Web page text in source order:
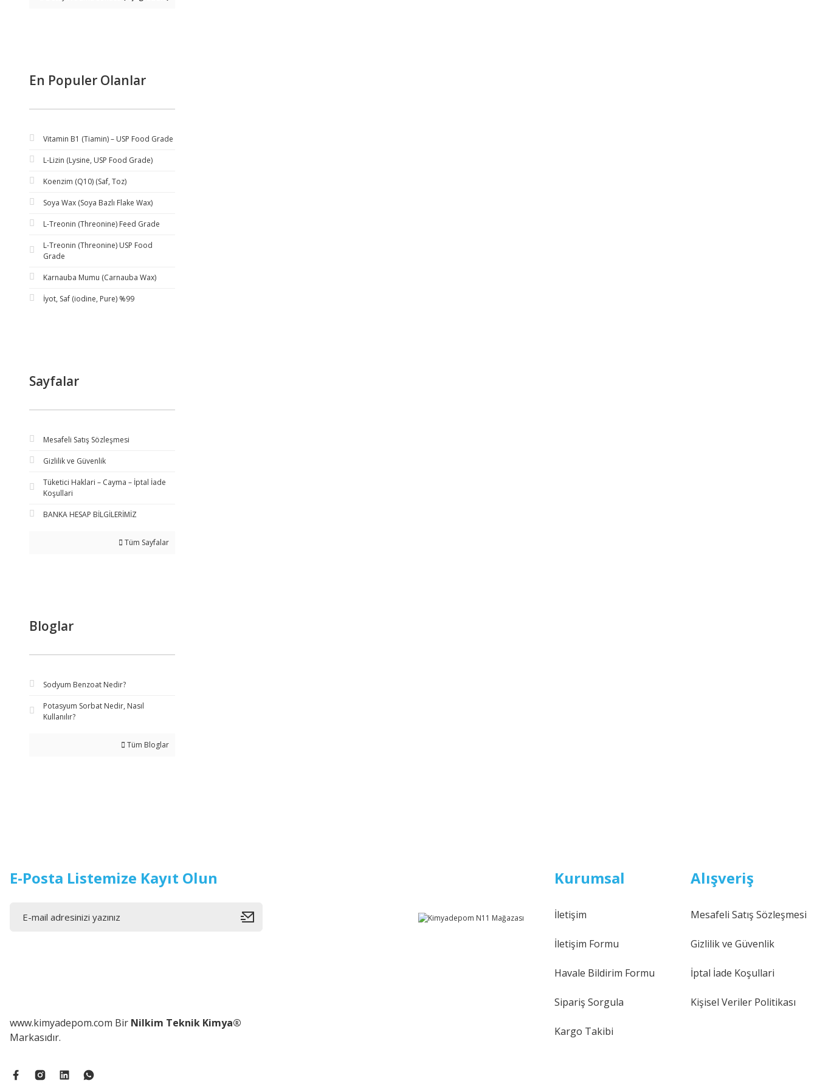
En Populer Olanlar
Vitamin B1 (Tiamin) – USP Food Grade
L-Lizin (Lysine, USP Food Grade)
Koenzim (Q10) (Saf, Toz)
Soya Wax (Soya Bazlı Flake Wax)
L-Treonin (Threonine) Feed Grade
L-Treonin (Threonine) USP Food
Grade
Karnauba Mumu (Carnauba Wax)
İyot, Saf (iodine, Pure) %99
Sayfalar
Mesafeli Satış Sözleşmesi
Gizlilik ve Güvenlik
Tüketici Haklari – Cayma – İptal İade
Koşullari
BANKA HESAP BİLGİLERİMİZ
Tüm Sayfalar
Bloglar
Sodyum Benzoat Nedir?
Potasyum Sorbat Nedir, Nasıl
Kullanılır?
Tüm Bloglar
E-Posta Listemize Kayıt Olun
www.kimyadepom.com Bir Nilkim Teknik Kimya®
Markasıdır.
Kurumsal
İletişim
İletişim Formu
Havale Bildirim Formu
Sipariş Sorgula
Kargo Takibi
Alışveriş
Mesafeli Satış Sözleşmesi
Gizlilik ve Güvenlik
İptal İade Koşullari
Kişisel Veriler Politikası